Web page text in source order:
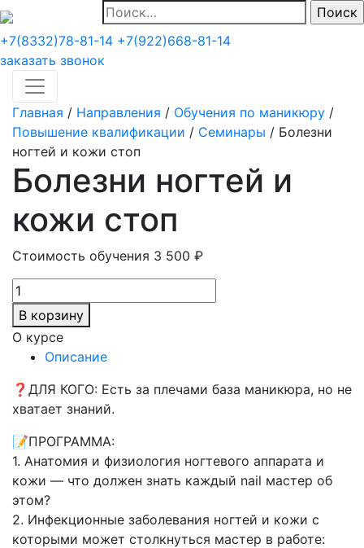
Найти:
+7(8332)78-81-14 +7(922)668-81-14
заказать звонок
Главная / Направления / Обучения по маникюру /
Повышение квалификации / Семинары / Болезни
ногтей и кожи стоп
Болезни ногтей и
кожи стоп
Стоимость обучения 3 500 ₽
Количество
товара
Болезни
ногтей
кожи
стоп
В корзину
О курсе
Описание
❓ДЛЯ КОГО: Есть за плечами база маникюра, но не
хватает знаний.
📝ПРОГРАММА:
1. Анатомия и физиология ногтевого аппарата и
кожи — что должен знать каждый nail мастер об
этом?
2. Инфекционные заболевания ногтей и кожи с
которыми может столкнуться мастер в работе: